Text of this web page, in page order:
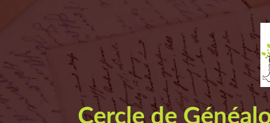
Cercle de